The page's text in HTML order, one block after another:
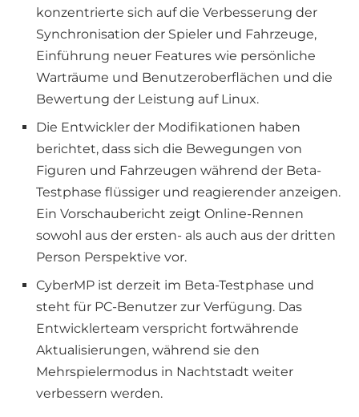
konzentrierte sich auf die Verbesserung der
Synchronisation der Spieler und Fahrzeuge,
Einführung neuer Features wie persönliche
Warträume und Benutzeroberflächen und die
Bewertung der Leistung auf Linux.
Die Entwickler der Modifikationen haben
berichtet, dass sich die Bewegungen von
Figuren und Fahrzeugen während der Beta-
Testphase flüssiger und reagierender anzeigen.
Ein Vorschaubericht zeigt Online-Rennen
sowohl aus der ersten- als auch aus der dritten
Person Perspektive vor.
CyberMP ist derzeit im Beta-Testphase und
steht für PC-Benutzer zur Verfügung. Das
Entwicklerteam verspricht fortwährende
Aktualisierungen, während sie den
Mehrspielermodus in Nachtstadt weiter
verbessern werden.